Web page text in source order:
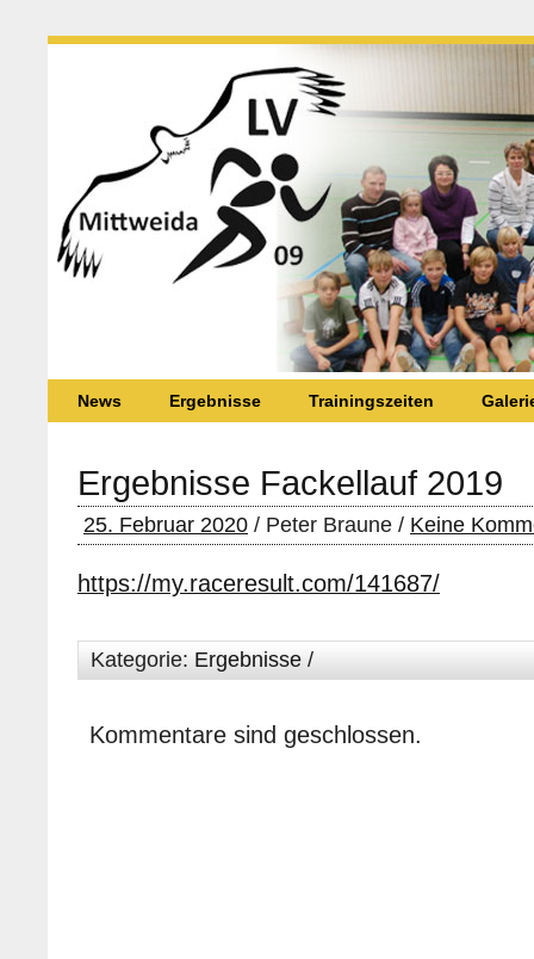
News Ergebnisse Trainingszeiten
Ergebnisse Fackellauf 2019
25. Februar 2020 / Peter Braune / Keine
https://my.raceresult.com/141687/
Kategorie: Ergebnisse /
Kommentare sind geschlossen.